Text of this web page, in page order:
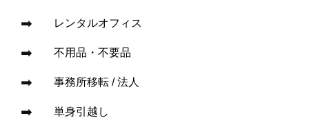
レンタルオフィス
不用品・不要品
事務所移転 / 法人
単身引越し